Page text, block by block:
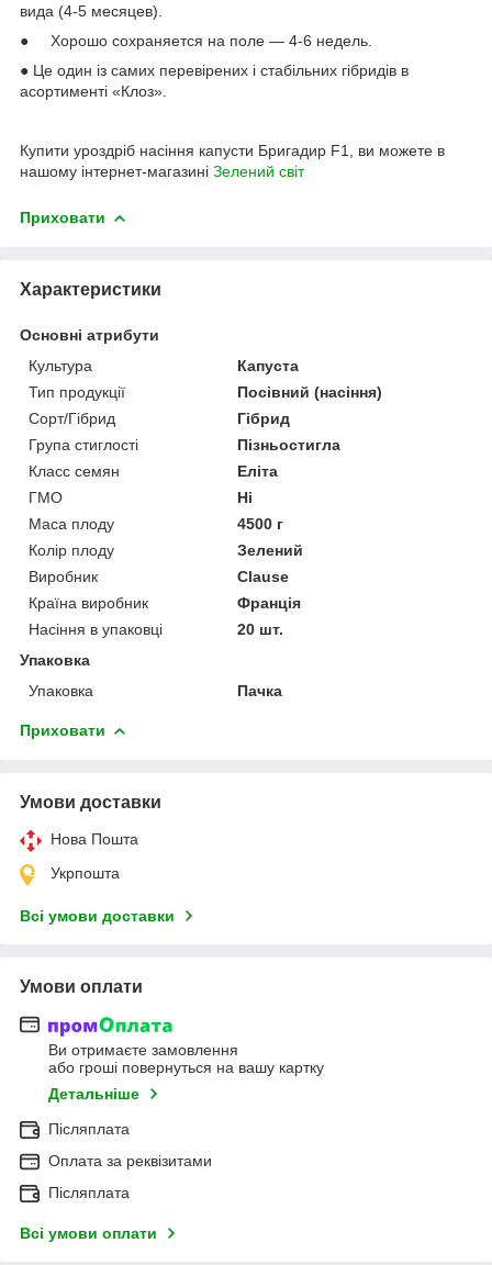
вида (4-5 месяцев).
● Хорошо сохраняется на поле — 4-6 недель.
● Це один із самих перевірених і стабільних гібридів в
асортименті «Клоз».
Купити уроздріб насіння капусти Бригадир F1, ви можете в
нашому інтернет-магазині Зелений світ
Приховати
Характеристики
Основні атрибути
Культура
Капуста
Тип продукції
Посівний (насіння)
Сорт/Гібрид
Гібрид
Група стиглості
Пізньостигла
Класс семян
Еліта
ГМО
Ні
Маса плоду
4500 г
Колір плоду
Зелений
Виробник
Clause
Країна виробник
Франція
Насіння в упаковці
20 шт.
Упаковка
Упаковка
Пачка
Приховати
Умови доставки
Нова Пошта
Укрпошта
Всі умови доставки
Умови оплати
Ви отримаєте замовлення
або гроші повернуться на вашу картку
Детальніше
Післяплата
Оплата за реквізитами
Післяплата
Всі умови оплати